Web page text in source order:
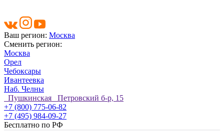
Ваш регион: Москва
Сменить регион:
Москва
Орел
Чебоксары
Ивантеевка
Наб. Челны
Пушкинская Петровский б-р, 15
+7 (800) 775-06-82
+7 (495) 984-09-27
Бесплатно по РФ